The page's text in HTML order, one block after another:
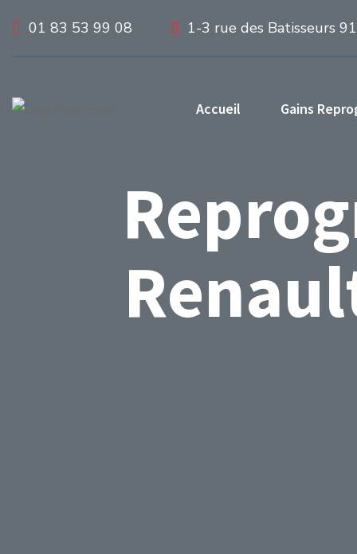
01 83 53 99 08 1-3 rue des Batisseurs
Accueil Gains